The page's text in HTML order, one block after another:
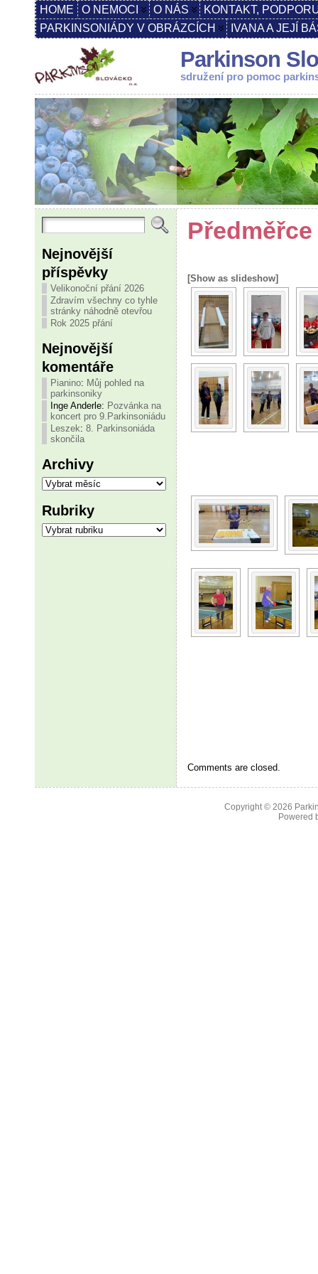
HOME O NEMOCI O NÁS
KONTAKT,
PARKINSONIÁDY V OBRÁZCÍCH
IVANA A JEJÍ
Parkinson
sdružení pro pomoc
Nejnovější
příspěvky
Velikonoční přání 2026
Zdravím všechny co tyhle
stránky náhodně otevřou
Rok 2025 přání
Nejnovější
komentáře
Pianino: Můj pohled na
parkinsoniky
Inge Anderle: Pozvánka na
koncert pro 9.Parkinsoniádu
Leszek: 8. Parkinsoniáda
skončila
Archivy
Archivy
Rubriky
Rubriky
[Show as slideshow]
Comments are closed.
Copyright © 2026
Powered